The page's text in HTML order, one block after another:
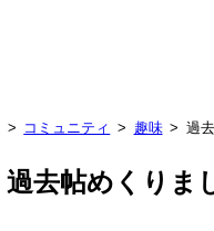
コミュニティ 趣味 過
過去帖めくりま